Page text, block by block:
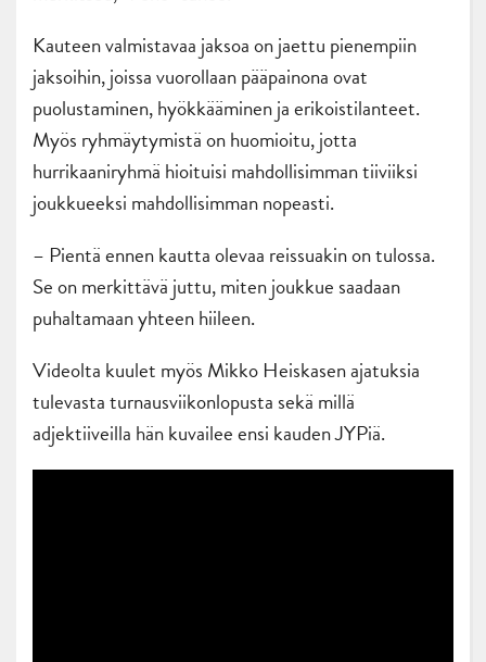
Kauteen valmistavaa jaksoa on jaettu pienempiin
jaksoihin, joissa vuorollaan pääpainona ovat
puolustaminen, hyökkääminen ja erikoistilanteet.
Myös ryhmäytymistä on huomioitu, jotta
hurrikaaniryhmä hioituisi mahdollisimman tiiviiksi
joukkueeksi mahdollisimman nopeasti.
– Pientä ennen kautta olevaa reissuakin on tulossa.
Se on merkittävä juttu, miten joukkue saadaan
puhaltamaan yhteen hiileen.
Videolta kuulet myös Mikko Heiskasen ajatuksia
tulevasta turnausviikonlopusta sekä millä
adjektiiveilla hän kuvailee ensi kauden JYPiä.